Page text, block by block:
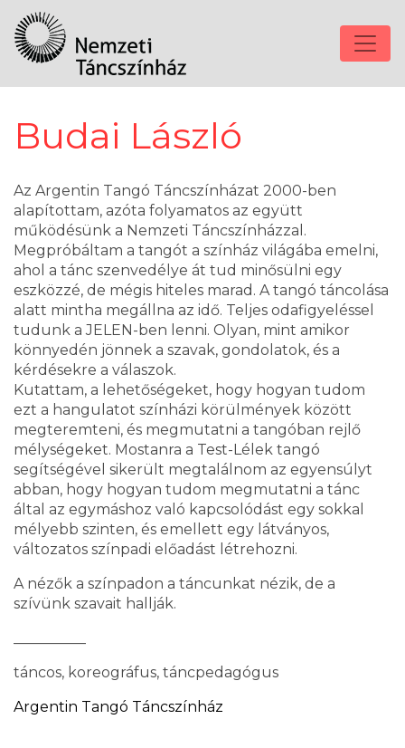
Budai László
Az Argentin Tangó Táncszínházat 2000-ben
alapítottam, azóta folyamatos az együtt
működésünk a Nemzeti Táncszínházzal.
Megpróbáltam a tangót a színház világába emelni,
ahol a tánc szenvedélye át tud minősülni egy
eszközzé, de mégis hiteles marad. A tangó táncolása
alatt mintha megállna az idő. Teljes odafigyeléssel
tudunk a JELEN-ben lenni. Olyan, mint amikor
könnyedén jönnek a szavak, gondolatok, és a
kérdésekre a válaszok.
Kutattam, a lehetőségeket, hogy hogyan tudom
ezt a hangulatot színházi körülmények között
megteremteni, és megmutatni a tangóban rejlő
mélységeket. Mostanra a Test-Lélek tangó
segítségével sikerült megtalálnom az egyensúlyt
abban, hogy hogyan tudom megmutatni a tánc
által az egymáshoz való kapcsolódást egy sokkal
mélyebb szinten, és emellett egy látványos,
változatos színpadi előadást létrehozni.
A nézők a színpadon a táncunkat nézik, de a
szívünk szavait hallják.
táncos, koreográfus, táncpedagógus
Argentin Tangó Táncszínház